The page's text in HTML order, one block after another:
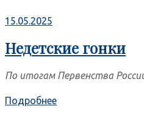
15.05.2025
Недетские гонки
По итогам Первенства
Подробнее